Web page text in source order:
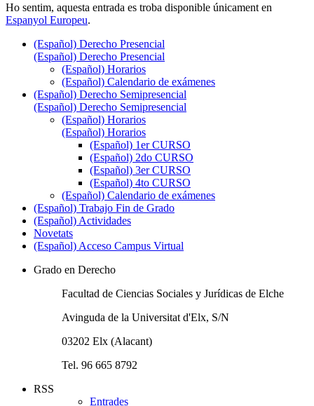
Ho sentim, aquesta entrada es troba disponible únicament en
Espanyol Europeu.
(Español) Derecho Presencial
(Español) Derecho Presencial
(Español) Horarios
(Español) Calendario de exámenes
(Español) Derecho Semipresencial
(Español) Derecho Semipresencial
(Español) Horarios
(Español) Horarios
(Español) 1er CURSO
(Español) 2do CURSO
(Español) 3er CURSO
(Español) 4to CURSO
(Español) Calendario de exámenes
(Español) Trabajo Fin de Grado
(Español) Actividades
Novetats
(Español) Acceso Campus Virtual
Grado en Derecho
Facultad de Ciencias Sociales y Jurídicas de Elche
Avinguda de la Universitat d'Elx, S/N
03202 Elx (Alacant)
Tel. 96 665 8792
RSS
Entrades